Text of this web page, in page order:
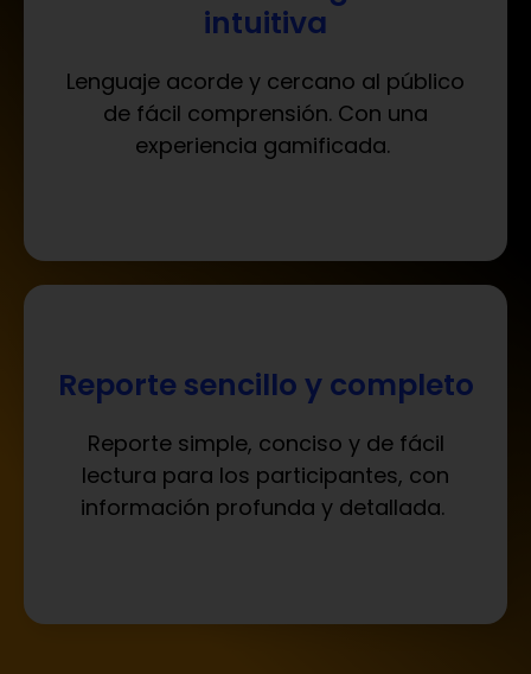
intuitiva
Lenguaje acorde y cercano al público
de fácil comprensión. Con una
experiencia gamificada.
Reporte sencillo y completo
Reporte simple, conciso y de fácil
lectura para los participantes, con
información profunda y detallada.